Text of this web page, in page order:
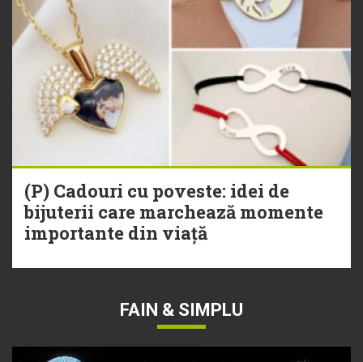
(P) Cadouri cu poveste: idei de
bijuterii care marchează momente
importante din viață
FAIN & SIMPLU